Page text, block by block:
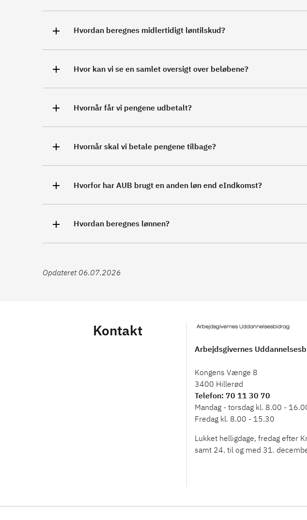
Hvordan beregnes midlertidigt løntilskud?
Hvor kan vi se en samlet oversigt over beløbene?
Hvornår får vi pengene udbetalt?
Hvornår skal vi betale pengene tilbage?
Hvorfor har AUB brugt en anden løn end eIndkomst?
Hvordan beregnes lønnen?
Opdateret 06.07.2026
Kontakt
Arbejdsgivernes
Kongens Vænge 8
3400 Hillerød
Telefon: 70 11 30 70
Mandag - torsdag kl. 8.00 -
Fredag kl. 8.00 - 15.30
Lukket helligdage, fredag efter
samt 24. til og med 31.